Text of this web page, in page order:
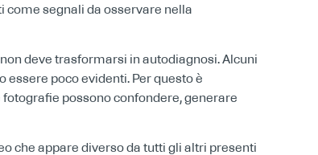
come segnali da osservare nella
deve trasformarsi in autodiagnosi. Alcuni
poco evidenti. Per questo è
possono confondere, generare
che appare diverso da tutti gli altri presenti